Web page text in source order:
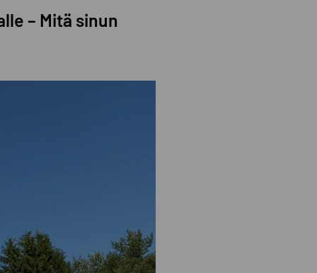
– Mitä sinun